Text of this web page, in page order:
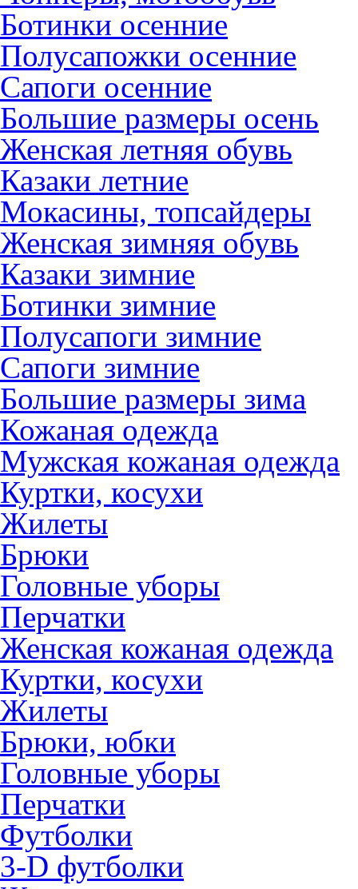
Ботинки осенние
Полусапожки осенние
Сапоги осенние
Большие размеры осень
Женская летняя обувь
Казаки летние
Мокасины, топсайдеры
Женская зимняя обувь
Казаки зимние
Ботинки зимние
Полусапоги зимние
Сапоги зимние
Большие размеры зима
Кожаная одежда
Мужская кожаная одежда
Куртки, косухи
Жилеты
Брюки
Головные уборы
Перчатки
Женская кожаная одежда
Куртки, косухи
Жилеты
Брюки, юбки
Головные уборы
Перчатки
Футболки
3-D футболки